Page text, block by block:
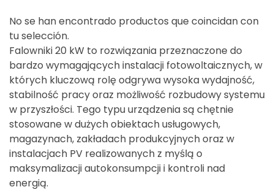
No se han encontrado productos que coincidan con
tu selección.
Falowniki 20 kW to rozwiązania przeznaczone do
bardzo wymagających instalacji fotowoltaicznych, w
których kluczową rolę odgrywa wysoka wydajność,
stabilność pracy oraz możliwość rozbudowy systemu
w przyszłości. Tego typu urządzenia są chętnie
stosowane w dużych obiektach usługowych,
magazynach, zakładach produkcyjnych oraz w
instalacjach PV realizowanych z myślą o
maksymalizacji autokonsumpcji i kontroli nad
energią.